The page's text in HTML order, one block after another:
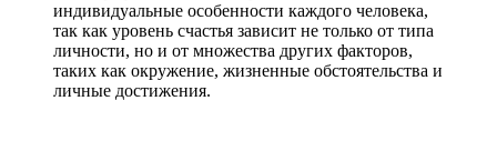
индивидуальные особенности каждого человека,
так как уровень счастья зависит не только от типа
личности, но и от множества других факторов,
таких как окружение, жизненные обстоятельства и
личные достижения.